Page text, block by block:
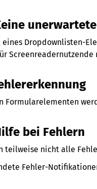
eines Dropdownlisten-
Formularelementen
bei Fehlern
teilweise nicht alle
Fehler-